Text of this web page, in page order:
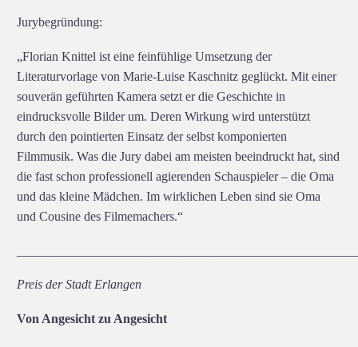
Jurybegründung:
„Florian Knittel ist eine feinfühlige Umsetzung der
Literaturvorlage von Marie-Luise Kaschnitz geglückt. Mit einer
souverän geführten Kamera setzt er die Geschichte in
eindrucksvolle Bilder um. Deren Wirkung wird unterstützt
durch den pointierten Einsatz der selbst komponierten
Filmmusik. Was die Jury dabei am meisten beeindruckt hat, sind
die fast schon professionell agierenden Schauspieler – die Oma
und das kleine Mädchen. Im wirklichen Leben sind sie Oma
und Cousine des Filmemachers.“
Preis der Stadt Erlangen
Von Angesicht zu Angesicht